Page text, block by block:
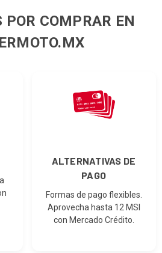
POR COMPRAR EN
ALTERNATIVAS DE
PAGO
Formas de pago flexibles.
Aprovecha hasta 12 MSI
con Mercado Crédito.